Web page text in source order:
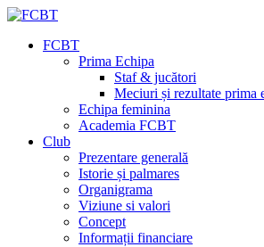
FCBT
Prima Echipa
Staf & jucători
Meciuri și rezultate prima
Echipa feminina
Academia FCBT
Club
Prezentare generală
Istorie și palmares
Organigrama
Viziune si valori
Concept
Informații financiare